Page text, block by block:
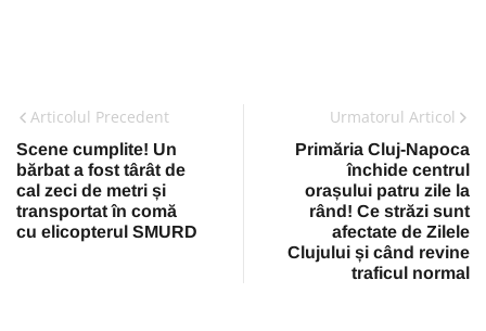
Articolul Precedent
Scene cumplite! Un
bărbat a fost târât de
cal zeci de metri și
transportat în comă
cu elicopterul SMURD
Urmatorul Articol
Primăria Cluj-Napoca
închide centrul
orașului patru zile la
rând! Ce străzi sunt
afectate de Zilele
Clujului și când revine
traficul normal